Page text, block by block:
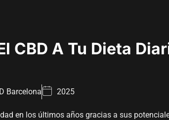
CBD A Tu Dieta
Barcelona 2025
en los últimos años gracias a sus